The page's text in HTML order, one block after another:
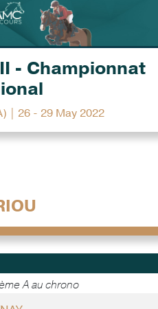
- Championnat
| 26 - 29 May 2022
A au chrono